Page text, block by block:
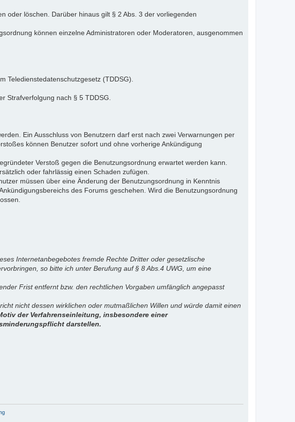
oder löschen. Darüber hinaus gilt § 2 Abs. 3 der vorliegenden
können einzelne Administratoren oder Moderatoren, ausgenommen
Teledienstedatenschutzgesetz (TDDSG).
Strafverfolgung nach § 5 TDDSG.
Ein Ausschluss von Benutzern darf erst nach zwei Verwarnungen per
können Benutzer sofort und ohne vorherige Ankündigung
Verstoß gegen die Benutzungsordnung erwartet werden kann.
oder fahrlässig einen Schaden zufügen.
müssen über eine Änderung der Benutzungsordnung in Kenntnis
des Forums geschehen. Wird die Benutzungsordnung
Internetanbegebotes fremde Rechte Dritter oder gesetzlische
so bitte ich unter Berufung auf § 8 Abs.4 UWG, um eine
Frist entfernt bzw. den rechtlichen Vorgaben umfänglich angepasst
nicht dessen wirklichen oder mutmaßlichen Willen und würde damit einen
der Verfahrenseinleitung, insbesondere einer
darstellen.